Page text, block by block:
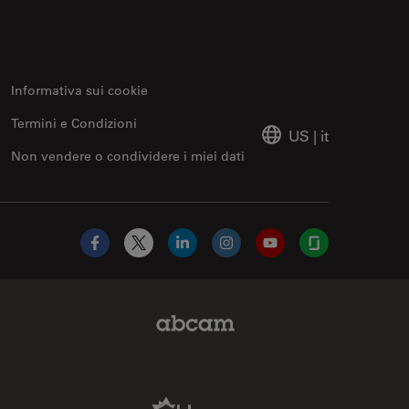
Informativa sui cookie
Non vendere o condividere i miei dati
Termini e Condizioni
US | it
Facebook
X LinkedInInstagramYouTubeGlassdoor